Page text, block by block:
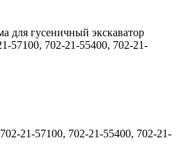
для гусеничный экскаватор
57100, 702-21-55400, 702-21-
702-21-57100, 702-21-55400, 702-21-